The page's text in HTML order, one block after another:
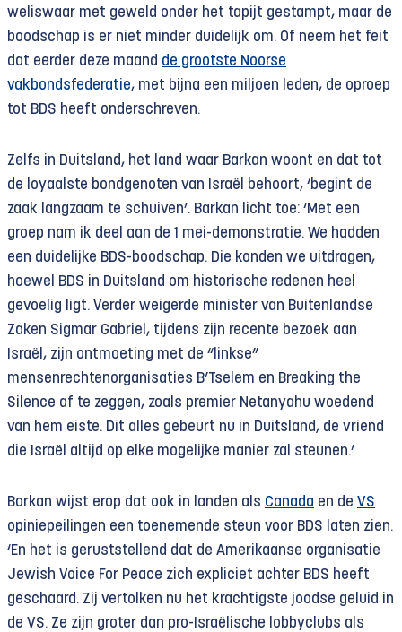
weliswaar met geweld onder het tapijt gestampt, maar de
boodschap is er niet minder duidelijk om. Of neem het feit
dat eerder deze maand de grootste Noorse
vakbondsfederatie, met bijna een miljoen leden, de oproep
tot BDS heeft onderschreven.
Zelfs in Duitsland, het land waar Barkan woont en dat tot
de loyaalste bondgenoten van Israël behoort, ‘begint de
zaak langzaam te schuiven’. Barkan licht toe: ‘Met een
groep nam ik deel aan de 1 mei-demonstratie. We hadden
een duidelijke BDS-boodschap. Die konden we uitdragen,
hoewel BDS in Duitsland om historische redenen heel
gevoelig ligt. Verder weigerde minister van Buitenlandse
Zaken Sigmar Gabriel, tijdens zijn recente bezoek aan
Israël, zijn ontmoeting met de “linkse”
mensenrechtenorganisaties B’Tselem en Breaking the
Silence af te zeggen, zoals premier Netanyahu woedend
van hem eiste. Dit alles gebeurt nu in Duitsland, de vriend
die Israël altijd op elke mogelijke manier zal steunen.’
Barkan wijst erop dat ook in landen als Canada en de VS
opiniepeilingen een toenemende steun voor BDS laten zien.
‘En het is geruststellend dat de Amerikaanse organisatie
Jewish Voice For Peace zich expliciet achter BDS heeft
geschaard. Zij vertolken nu het krachtigste joodse geluid in
de VS. Ze zijn groter dan pro-Israëlische lobbyclubs als